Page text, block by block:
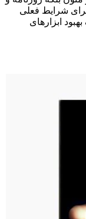
شرایط فعلی
ابزارهای